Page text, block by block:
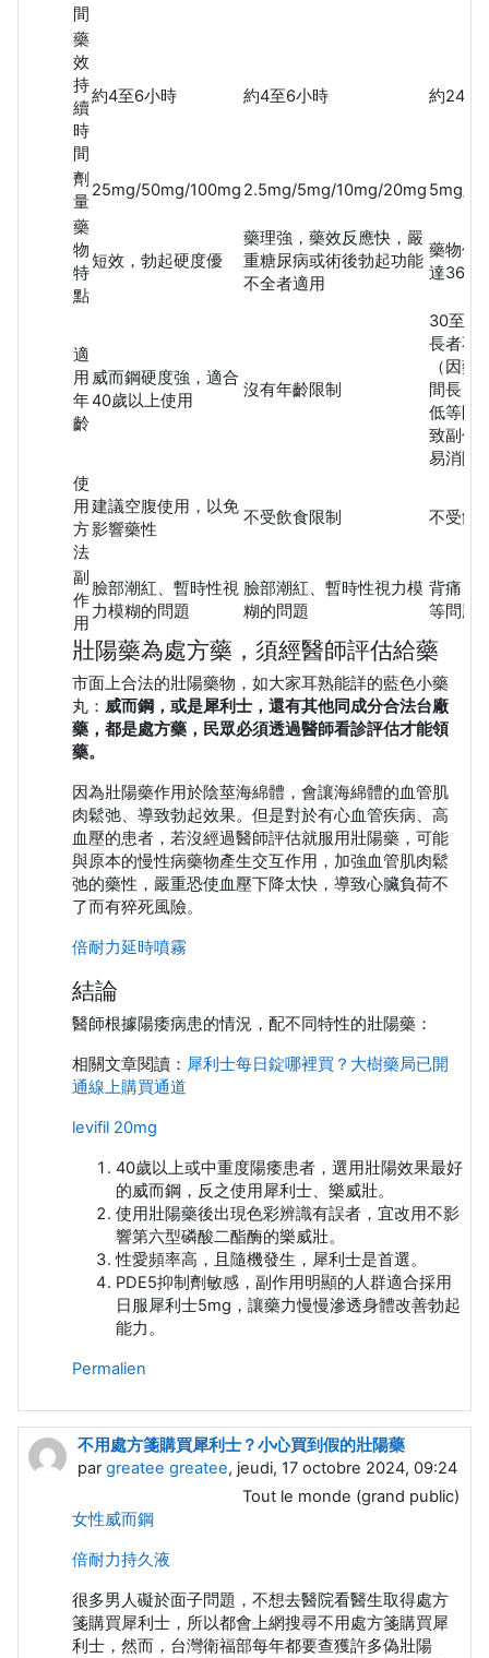
間
藥
效
持
續
時
間
約4至6小時 約4至6小時 約24至
劑
量
25mg/50mg/100mg 2.5mg/5mg/10mg/20mg 5mg/
藥
物
特
點
短效，勃起硬度優
藥理強，藥效反應快，嚴
重糖尿病或術後勃起功能
不全者適用
藥物作
達36小
適
用
年
齡
威而鋼硬度強，適合
40歲以上使用
沒有年齡限制
30至50
長者不
（因藥
間長，
低等問
致副作
易消除
使
用
方
法
建議空腹使用，以免
影響藥性
不受飲食限制 不受飲
副
作
用
臉部潮紅、暫時性視
力模糊的問題
臉部潮紅、暫時性視力模
糊的問題
背痛、
等問題
壯陽藥為處方藥，須經醫師評估給藥
市面上合法的壯陽藥物，如大家耳熟能詳的藍色小藥
丸： 威而鋼，或是犀利士，還有其他同成分合法台廠
藥，都是處方藥，民眾必須透過醫師看診評估才能領
藥。
因為壯陽藥作用於陰莖海綿體，會讓海綿體的血管肌
肉鬆弛、導致勃起效果。但是對於有心血管疾病、高
血壓的患者，若沒經過醫師評估就服用壯陽藥，可能
與原本的慢性病藥物產生交互作用，加強血管肌肉鬆
弛的藥性，嚴重恐使血壓下降太快，導致心臟負荷不
了而有猝死風險。
倍耐力延時噴霧
結論
醫師根據陽痿病患的情況，配不同特性的壯陽藥：
相關文章閱讀： 犀利士每日錠哪裡買？大樹藥局已開
通線上購買通道
levifil 20mg
40歲以上或中重度陽痿患者，選用壯陽效果最好
的威而鋼，反之使用犀利士、樂威壯。
使用壯陽藥後出現色彩辨識有誤者，宜改用不影
響第六型磷酸二酯酶的樂威壯。
性愛頻率高，且隨機發生，犀利士是首選。
PDE5抑制劑敏感，副作用明顯的人群適合採用
日服犀利士5mg，讓藥力慢慢滲透身體改善勃起
能力。
Permalien
不用處方箋購買犀利士？小心買到假的壯陽藥
pargreatee greatee, jeudi, 17 octobre 2024, 09:24
Tout le monde (grand public)
女性威而鋼
倍耐力持久液
很多男人礙於面子問題，不想去醫院看醫生取得處方
箋購買犀利士，所以都會上網搜尋不用處方箋購買犀
利士，然而，台灣衛福部每年都要查獲許多偽壯陽